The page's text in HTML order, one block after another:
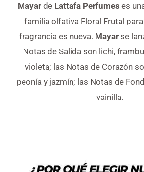
Mayar de Lattafa Perfumes es
familia olfativa Floral Frutal
fragrancia es nueva. Mayar se
Notas de Salida son lichi,
violeta; las Notas de Corazón
peonía y jazmín; las Notas de
vainilla.